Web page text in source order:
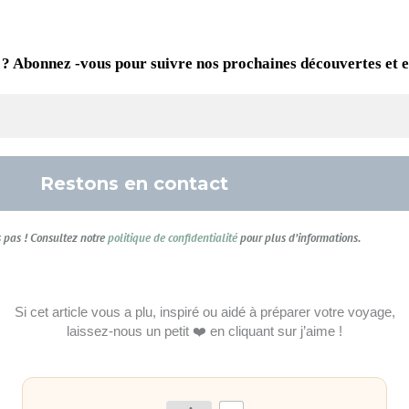
Abonnez -vous pour suivre nos prochaines découvertes et
pas ! Consultez notrepolitique de confidentialitépour plus d’informations.
Si cet article vous a plu, inspiré ou aidé à préparer votre voyage,
laissez-nous un petit ❤️ en cliquant sur j’aime !